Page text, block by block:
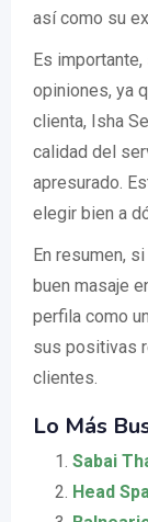
así como su
Es
opiniones, ya
clienta, Isha
calidad del
apresurado.
elegir bien a
En resumen,
buen masaje
perfila como
sus positivas
clientes.
Lo Más
Sabai
Head